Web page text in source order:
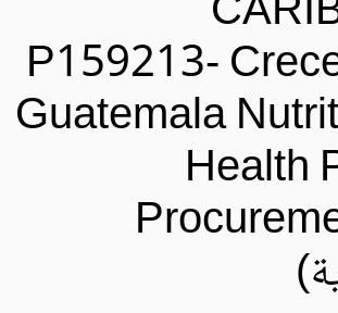
P159213-
Guatemala